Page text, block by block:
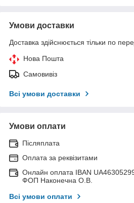
Умови доставки
Доставка здійснюється тільки по
Нова Пошта
Самовивіз
Всі умови доставки
Умови оплати
Післяплата
Оплата за реквізитами
Онлайн оплата IBAN
ФОП Наконечна О.В.
Всі умови оплати